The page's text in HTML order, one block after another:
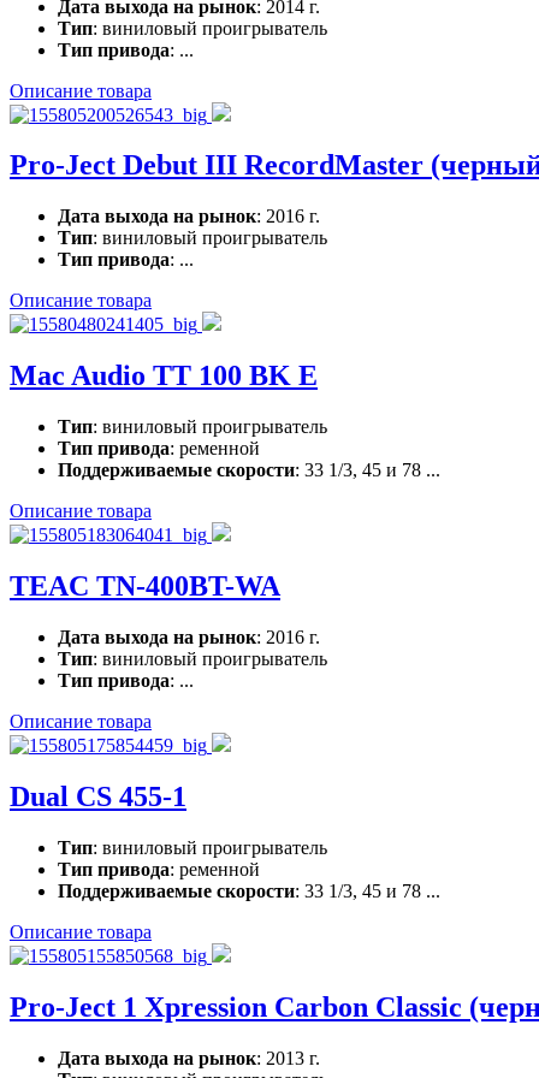
Дата выхода на рынок: 2014 г.
Тип: виниловый проигрыватель
Тип привода: ...
Описание товара
Pro-Ject Debut III RecordMaster
Дата выхода на рынок: 2016 г.
Тип: виниловый проигрыватель
Тип привода: ...
Описание товара
Mac Audio TT 100 BK E
Тип: виниловый проигрыватель
Тип привода: ременной
Поддерживаемые скорости: 33 1/3, 45 и 78 ...
Описание товара
TEAC TN-400BT-WA
Дата выхода на рынок: 2016 г.
Тип: виниловый проигрыватель
Тип привода: ...
Описание товара
Dual CS 455-1
Тип: виниловый проигрыватель
Тип привода: ременной
Поддерживаемые скорости: 33 1/3, 45 и 78 ...
Описание товара
Pro-Ject 1 Xpression Carbon Classic
Дата выхода на рынок: 2013 г.